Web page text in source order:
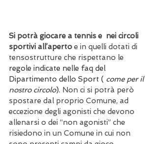
Si potrà giocare a tennis e  nei circoli
sportivi all’aperto e in quelli dotati di
tensostrutture che rispettano le
regole indicate nelle faq del
Dipartimento dello Sport ( come per il
nostro circolo). Non ci si potrà però
spostare dal proprio Comune, ad
eccezione degli agonisti che devono
allenarsi o dei “non agonisti” che
risiedono in un Comune in cui non